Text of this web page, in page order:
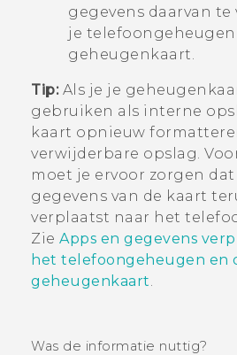
gegevens daarvan te
je telefoongeheugen
geheugenkaart.
Tip:Als je je
gebruiken als interne
kaart opnieuw
verwijderbare opslag.
moet je ervoor zorgen
gegevens van de kaart
verplaatst naar het
Zie Apps en gegevens
het telefoongeheugen en
geheugenkaart.
Was de informatie nuttig?